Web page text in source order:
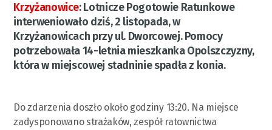
Krzyżanowice:Lotnicze Pogotowie Ratunkowe
interweniowało dziś, 2 listopada, w
Krzyżanowicach przy ul. Dworcowej. Pomocy
potrzebowała 14-letnia mieszkanka Opolszczyzny,
która w miejscowej stadninie spadła z konia.
Do zdarzenia doszło około godziny 13:20. Na miejsce
zadysponowano strażaków, zespół ratownictwa